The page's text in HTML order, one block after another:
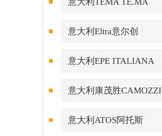
意大利Eltra意尔创
意大利EPE ITALIANA
意大利康茂胜CAMOZZI
意大利ATOS阿托斯